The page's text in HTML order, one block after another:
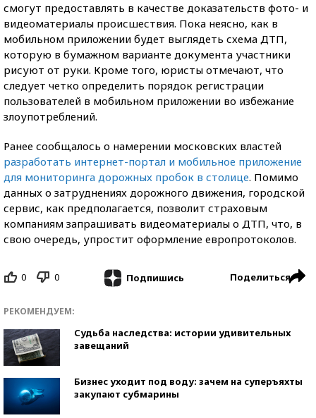
смогут предоставлять в качестве доказательств фото- и
видеоматериалы происшествия. Пока неясно, как в
мобильном приложении будет выглядеть схема ДТП,
которую в бумажном варианте документа участники
рисуют от руки. Кроме того, юристы отмечают, что
следует четко определить порядок регистрации
пользователей в мобильном приложении во избежание
злоупотреблений.
Ранее сообщалось о намерении московских властей
разработать интернет-портал и мобильное приложение
для мониторинга дорожных пробок в столице. Помимо
данных о затруднениях дорожного движения, городской
сервис, как предполагается, позволит страховым
компаниям запрашивать видеоматериалы о ДТП, что, в
свою очередь, упростит оформление европротоколов.
0 0 Подпишись Поделиться
РЕКОМЕНДУЕМ:
Судьба наследства: истории удивительных
завещаний
Бизнес уходит под воду: зачем на суперъяхты
закупают субмарины